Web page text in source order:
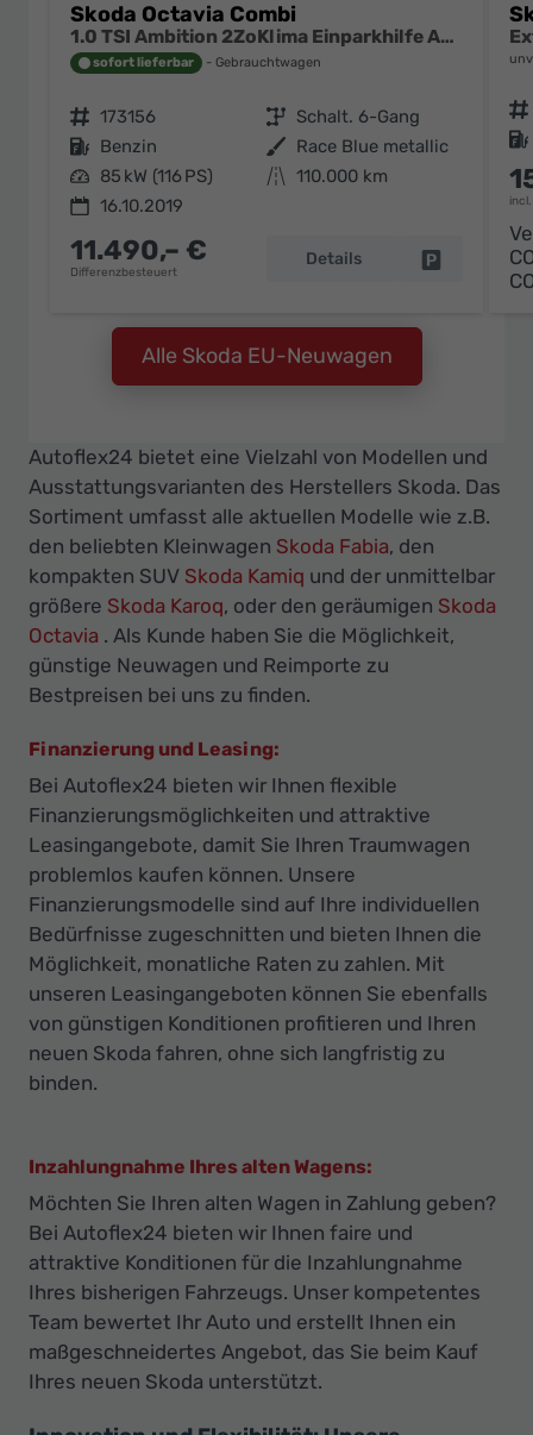
Skoda Octavia Combi
1.0 TSI Ambition 2ZoKlima Einparkhilfe Audio Swing
sofort lieferbar Gebrauchtwagen
Fahrzeugnr. 173156 Getriebe Schalt. 6-Gang
Kraftstoff Benzin Außenfarbe Race Blue metallic
Leistung 85 kW (116 PS) Kilometerstand 110.000 km
16.10.2019
11.490,– €
Differenzbesteuert
Details Fahrzeug
Fahrzeugnr.
Kraftstoff
Alle Skoda EU-Neuwagen
Autoflex24 bietet eine Vielzahl von Modellen und
Ausstattungsvarianten des Herstellers Skoda. Das
Sortiment umfasst alle aktuellen Modelle wie z.B.
den beliebten Kleinwagen Skoda Fabia, den
kompakten SUV Skoda Kamiq und der unmittelbar
größere Skoda Karoq, oder den geräumigen Skoda
Octavia . Als Kunde haben Sie die Möglichkeit,
günstige Neuwagen und Reimporte zu
Bestpreisen bei uns zu finden.
Finanzierung und Leasing:
Bei Autoflex24 bieten wir Ihnen flexible
Finanzierungsmöglichkeiten und attraktive
Leasingangebote, damit Sie Ihren Traumwagen
problemlos kaufen können. Unsere
Finanzierungsmodelle sind auf Ihre individuellen
Bedürfnisse zugeschnitten und bieten Ihnen die
Möglichkeit, monatliche Raten zu zahlen. Mit
unseren Leasingangeboten können Sie ebenfalls
von günstigen Konditionen profitieren und Ihren
neuen Skoda fahren, ohne sich langfristig zu
binden.
Inzahlungnahme Ihres alten Wagens:
Möchten Sie Ihren alten Wagen in Zahlung geben?
Bei Autoflex24 bieten wir Ihnen faire und
attraktive Konditionen für die Inzahlungnahme
Ihres bisherigen Fahrzeugs. Unser kompetentes
Team bewertet Ihr Auto und erstellt Ihnen ein
maßgeschneidertes Angebot, das Sie beim Kauf
Ihres neuen Skoda unterstützt.